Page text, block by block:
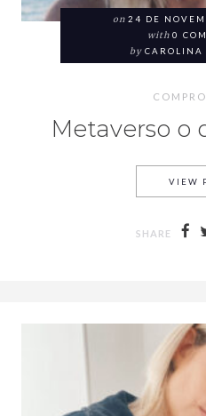
on 24 DE
with 0
by CAROLINA
Metaverso o
VIEW
SHARE